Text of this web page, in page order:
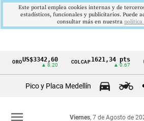
Cintillo
OROUS$3342,60
▲ 8.20
COLCAP1621,34 pts
▲ 0.67
Pico y Placa Medellín
Viernes, 7 de Agosto de
Este portal emplea cookies internas y de
estadísticos, funcionales y publicitarios. Puede
consultar más en nuestra politica